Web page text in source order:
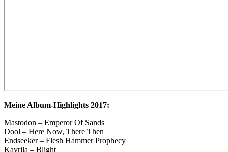
Meine Album-Highlights 2017:
Mastodon – Emperor Of Sands
Dool – Here Now, There Then
Endseeker – Flesh Hammer Prophecy
Kavrila – Blight